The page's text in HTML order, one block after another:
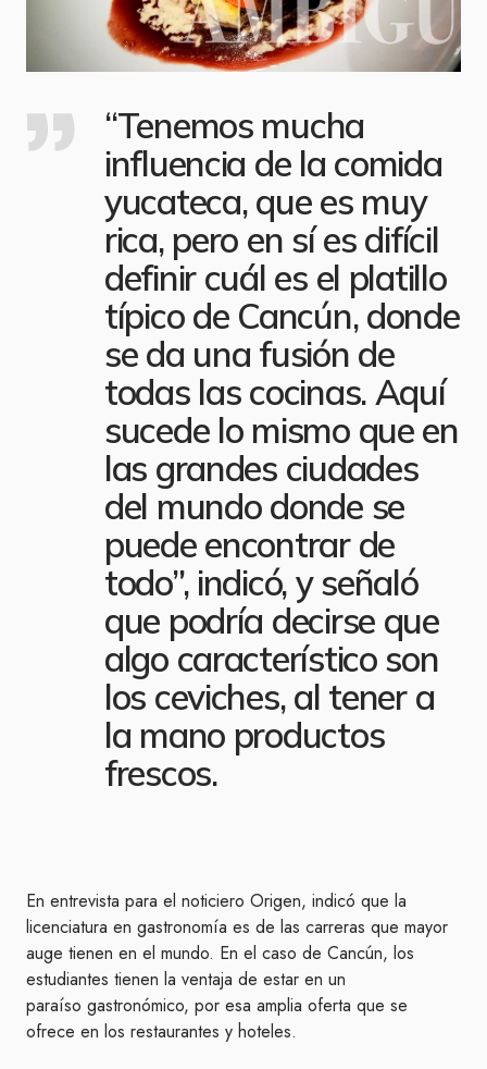
“Tenemos mucha
influencia de la comida
yucateca, que es muy
rica, pero en sí es difícil
definir cuál es el platillo
típico de Cancún, donde
se da una fusión de
todas las cocinas. Aquí
sucede lo mismo que en
las grandes ciudades
del mundo donde se
puede encontrar de
todo”, indicó, y señaló
que podría decirse que
algo característico son
los ceviches, al tener a
la mano productos
frescos.
En entrevista para el noticiero Origen, indicó que la
licenciatura en gastronomía es de las carreras que mayor
auge tienen en el mundo. En el caso de Cancún, los
estudiantes tienen la ventaja de estar en un
paraíso gastronómico, por esa amplia oferta que se
ofrece en los restaurantes y hoteles.